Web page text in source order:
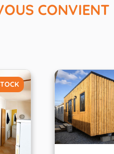
CONVIENT